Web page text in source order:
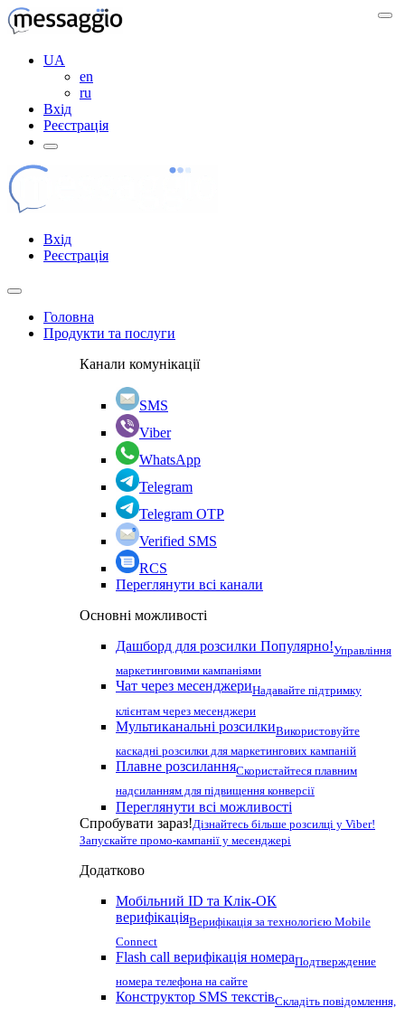
UA
en
ru
Вхід
Реєстрація
Вхід
Реєстрація
Головна
Продукти та послуги
Канали комунікації
SMS
Viber
WhatsApp
Telegram
Telegram OTP
Verified SMS
RCS
Переглянути всі канали
Основні можливості
Дашборд для розсилки Популярно!Управління
маркетинговими кампаніями
Чат через месенджериНадавайте підтримку
клієнтам через месенджери
Мультиканальні розсилкиВикористовуйте
каскадні розсилки для маркетингових кампаній
Плавне розсиланняСкористайтеся плавним
надсиланням для підвищення конверсії
Переглянути всі можливості
Спробувати зараз!Дізнайтесь більше розсилці у Viber!
Запускайте промо-кампанії у месенджері
Додатково
Мобільний ID та Клік-ОК
верифікаціяВерифікація за технологією Mobile
Connect
Flash call верифікація номераПодтверждение
номера телефона на сайте
Конструктор SMS текстівСкладіть повідомлення,